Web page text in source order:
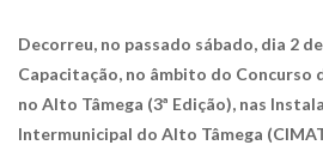
Decorreu, no passado sábado, dia 2
Capacitação, no âmbito do Concurso
no Alto Tâmega (3ª Edição), nas
Intermunicipal do Alto Tâmega